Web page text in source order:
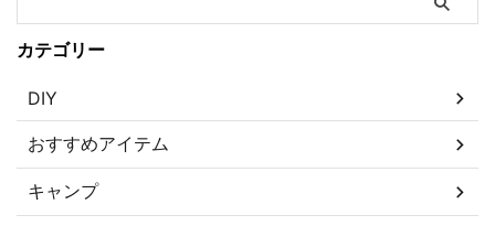
カテゴリー
DIY
おすすめアイテム
キャンプ